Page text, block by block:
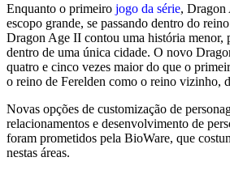
Enquanto o primeiro jogo da série, Dragon
escopo grande, se passando dentro do
Dragon Age II contou uma história menor,
dentro de uma única cidade. O novo
quatro e cinco vezes maior do que o
o reino de Ferelden como o reino vizinho,
Novas opções de customização de
relacionamentos e desenvolvimento de
foram prometidos pela BioWare, que
nestas áreas.